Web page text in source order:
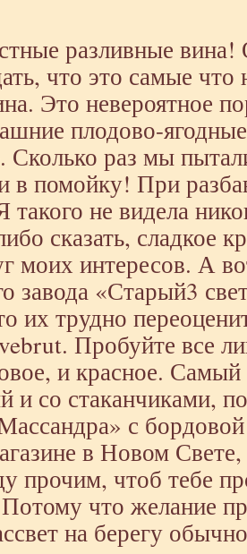
разливные вина!
что это самые что
Это невероятное
плодово-
раз мы
в помойку! При
такого не видела
сказать, сладкое
моих интересов. А
завода «Старый3
их трудно
Пробуйте все
и красное.
и со стаканчиками,
с
в Новом
прочим, чтоб тебе
что желание
на берегу